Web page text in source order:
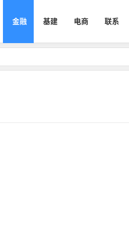
金融 基建 电商 联系